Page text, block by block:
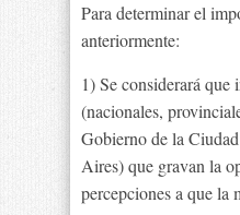
Para determinar el
anteriormente:
1) Se considerará
(nacionales,
Gobierno de la
Aires) que gravan la
percepciones a que la